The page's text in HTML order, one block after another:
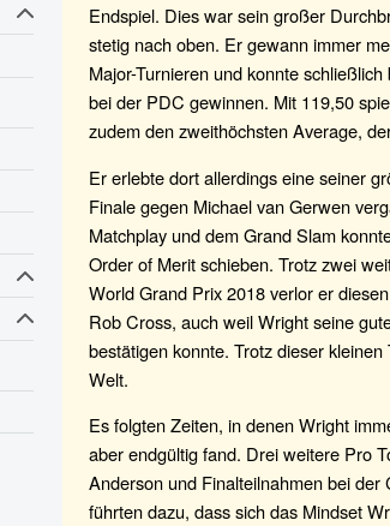
Endspiel. Dies war sein großer
stetig nach oben. Er gewann immer
Major-Turnieren und konnte
bei der PDC gewinnen. Mit 119,50
zudem den zweithöchsten Average,
Er erlebte dort allerdings eine seiner
Finale gegen Michael van Gerwen
Matchplay und dem Grand Slam
Order of Merit schieben. Trotz zwei
World Grand Prix 2018 verlor er
Rob Cross, auch weil Wright seine
bestätigen konnte. Trotz dieser
Welt.
Es folgten Zeiten, in denen Wright
aber endgültig fand. Drei weitere Pro
Anderson und Finalteilnahmen bei
führten dazu, dass sich das Mindset